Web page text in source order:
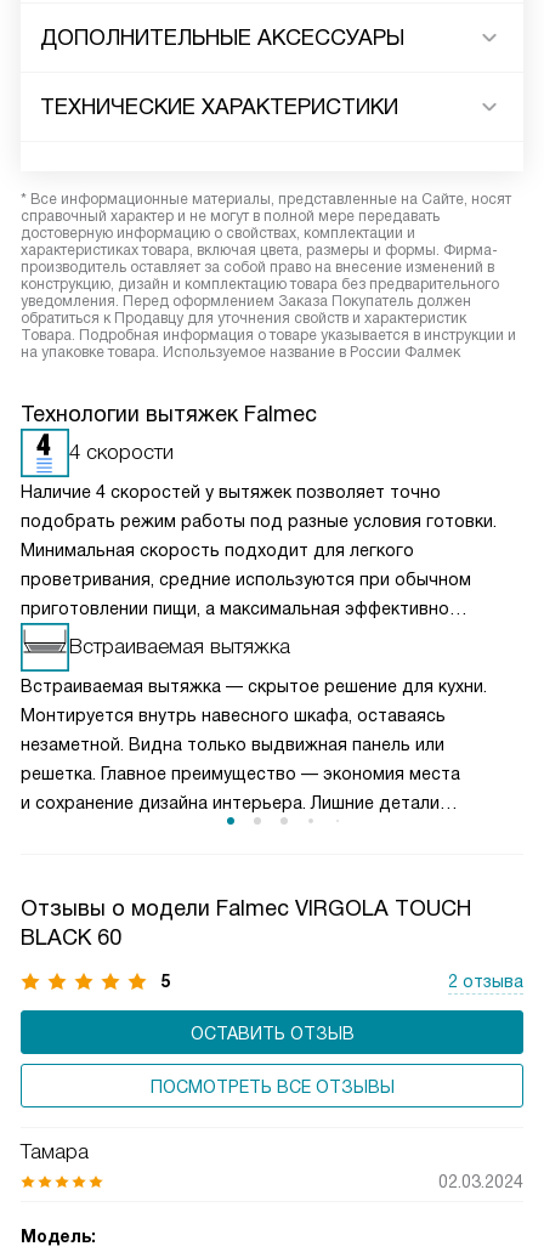
ДОПОЛНИТЕЛЬНЫЕ АКСЕССУАРЫ
ТЕХНИЧЕСКИЕ ХАРАКТЕРИСТИКИ
* Все информационные материалы, представленные на Сайте, носят
справочный характер и не могут в полной мере передавать
достоверную информацию о свойствах, комплектации и
характеристиках товара, включая цвета, размеры и формы. Фирма-
производитель оставляет за собой право на внесение изменений в
конструкцию, дизайн и комплектацию товара без предварительного
уведомления. Перед оформлением Заказа Покупатель должен
обратиться к Продавцу для уточнения свойств и характеристик
Товара. Подробная информация о товаре указывается в инструкции и
на упаковке товара. Используемое название в России Фалмек
Технологии вытяжек Falmec
4 скорости
Наличие 4 скоростей у вытяжек позволяет точно
подобрать режим работы под разные условия готовки.
Минимальная скорость подходит для легкого
проветривания, средние используются при обычном
приготовлении пищи, а максимальная эффективно
справляется с сильным паром и запахами. Такое
разделение обеспечивает оптимальный баланс между
производительностью и уровнем шума. Пользователь
может гибко управлять мощностью вытяжки, снижая
энергопотребление и продлевая срок службы двигателя,
сохраняя комфортную атмосферу на кухне.
Встраиваемая вытяжка
Встраиваемая вытяжка — скрытое решение для кухни.
Монтируется внутрь навесного шкафа, оставаясь
незаметной. Видна только выдвижная панель или
решетка. Главное преимущество — экономия места
и сохранение дизайна интерьера. Лишние детали
не уступает купольным моделям. Жироулавливающие
фильтры легкодоступны для чистки.
Отзывы о модели Falmec VIRGOLA TOUCH
BLACK 60
5 2 отзыва
ОСТАВИТЬ ОТЗЫВ
ПОСМОТРЕТЬ ВСЕ ОТЗЫВЫ
Тамара
02.03.2024
Модель: